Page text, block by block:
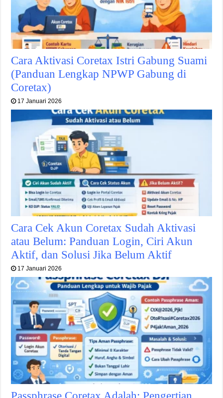
Cara Aktivasi Coretax Istri Gabung Suami
(Panduan Lengkap NPWP Gabung di
Coretax)
17 Januari 2026
Cara Cek Akun Coretax Sudah Aktivasi
atau Belum: Panduan Login, Ciri Akun
Aktif, dan Solusi Jika Belum Aktif
17 Januari 2026